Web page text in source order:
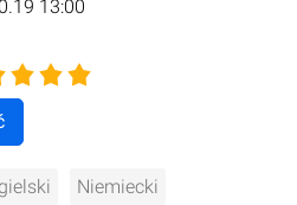
13:00
Niemiecki